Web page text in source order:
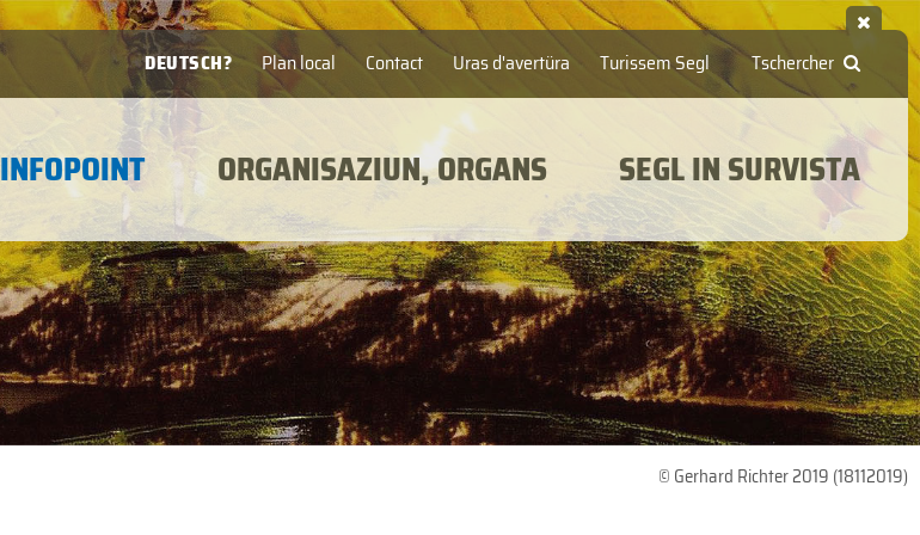
Tschercher
Plan local Contact Uras d'avertüra Turissem Segl
DEUTSCH?
INFOPOINT ORGANISAZIUN, ORGANS SEGL IN SURVISTA
© Gerhard Richter 2019 (18112019)